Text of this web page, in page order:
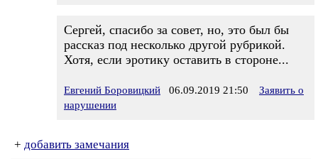
Сергей, спасибо за совет, но, это был бы
рассказ под несколько другой рубрикой.
Хотя, если эротику оставить в стороне...
Евгений Боровицкий 06.09.2019 21:50
Заявить о
нарушении
+ добавить замечания